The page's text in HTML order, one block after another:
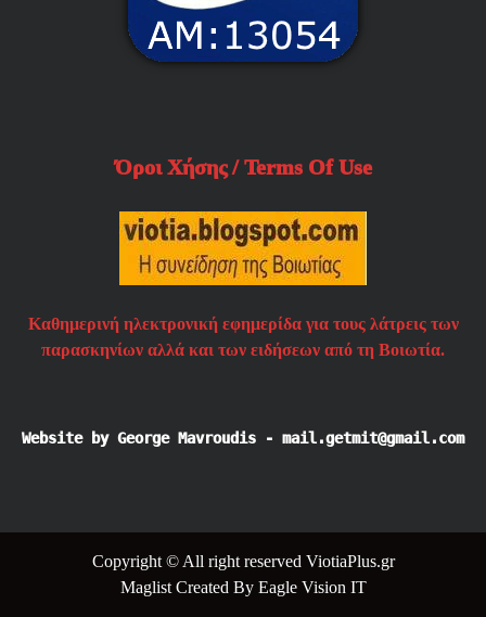
Όροι Χήσης / Terms Of Use
Καθημερινή ηλεκτρονική εφημερίδα για τους λάτρεις των
παρασκηνίων αλλά και των ειδήσεων από τη Βοιωτία.
Website by George Mavroudis - mail.getmit@gmail.com
Copyright © All right reserved ViotiaPlus.gr
Maglist Created By Eagle Vision IT